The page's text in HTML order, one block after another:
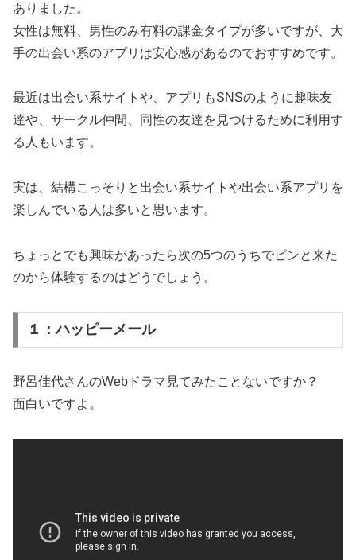
ありました。
女性は無料、男性のみ有料の課金タイプが多いですが、大
手の出会い系のアプリは安心感があるのでおすすめです。
最近は出会い系サイトや、アプリもSNSのように趣味友
達や、サークル仲間、同性の友達を見つけるために利用す
る人もいます。
実は、結構こっそりと出会い系サイトや出会い系アプリを
楽しんでいる人は多いと思います。
ちょっとでも興味があったら次の5つのうちでピンと来た
のから体験するのはどうでしょう。
１：ハッピーメール
野呂佳代さんのWebドラマ見てみたことないですか？
面白いですよ。